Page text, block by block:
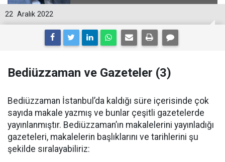
22 Aralık 2022
Bediüzzaman ve Gazeteler (3)
Bediüzzaman İstanbul’da kaldığı süre içerisinde çok
sayıda makale yazmış ve bunlar çeşitli gazetelerde
yayınlanmıştır. Bediüzzaman’ın makalelerini yayınladığı
gazeteleri, makalelerin başlıklarını ve tarihlerini şu
şekilde sıralayabiliriz: